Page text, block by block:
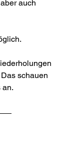
auch
schauen
an.